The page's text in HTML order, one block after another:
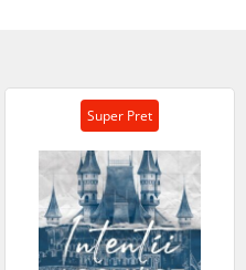
Super Pret